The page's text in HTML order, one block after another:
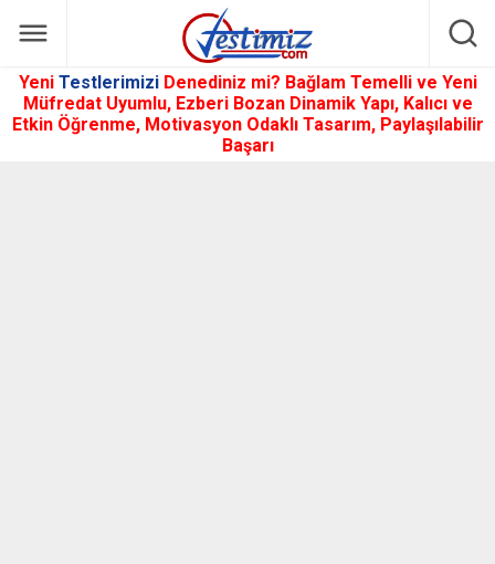
Yeni Testlerimizi Denediniz mi? Bağlam Temelli ve Yeni
Müfredat Uyumlu, Ezberi Bozan Dinamik Yapı, Kalıcı ve
Etkin Öğrenme, Motivasyon Odaklı Tasarım, Paylaşılabilir
Başarı